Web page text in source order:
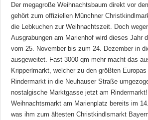
Der megagroße Weihnachtsbaum direkt vor
gehört zum offiziellen Münchner
die Lebkuchen zur Weihnachtszeit. Doch
Ausgrabungen am Marienhof wird dieses Jahr
vom 25. November bis zum 24. Dezember in
ausgeweitet. Fast 3000 qm mehr macht das
Kripperlmarkt, welcher zu den größten
Rindermarkt in die Neuhauser Straße
nostalgische Marktgasse jetzt am
Weihnachtsmarkt am Marienplatz bereits im
was ihm zum ältesten Christkindlsmarkt